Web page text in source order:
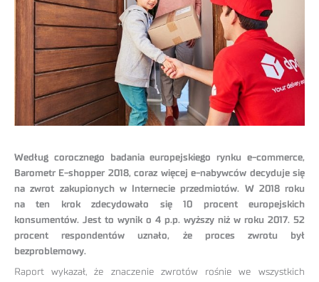
Według corocznego badania europejskiego rynku e-commerce,
Barometr E-shopper 2018, coraz więcej e-nabywców decyduje się
na zwrot zakupionych w Internecie przedmiotów. W 2018 roku
na ten krok zdecydowało się 10 procent europejskich
konsumentów. Jest to wynik o 4 p.p. wyższy niż w roku 2017. 52
procent respondentów uznało, że proces zwrotu był
bezproblemowy.
Raport wykazał, że znaczenie zwrotów rośnie we wszystkich